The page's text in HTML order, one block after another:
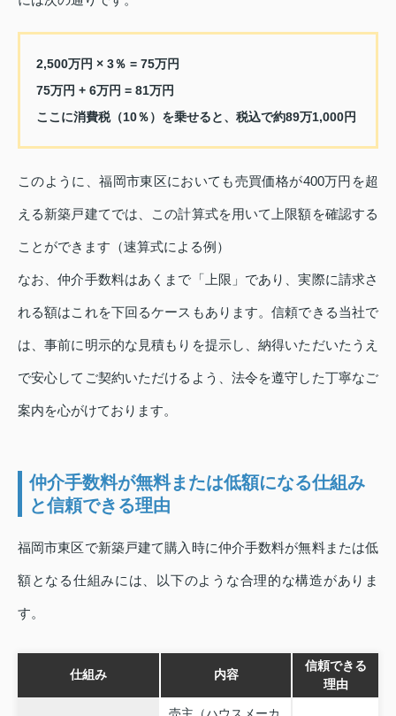
2,500万円 × 3％ = 75万円
75万円 + 6万円 = 81万円
ここに消費税（10％）を乗せると、税込で約89万1,000円
このように、福岡市東区においても売買価格が400万円を超
える新築戸建てでは、この計算式を用いて上限額を確認する
ことができます（速算式による例）
なお、仲介手数料はあくまで「上限」であり、実際に請求さ
れる額はこれを下回るケースもあります。信頼できる当社で
は、事前に明示的な見積もりを提示し、納得いただいたうえ
で安心してご契約いただけるよう、法令を遵守した丁寧なご
案内を心がけております。
仲介手数料が無料または低額になる仕組み
と信頼できる理由
福岡市東区で新築戸建て購入時に仲介手数料が無料または低
額となる仕組みには、以下のような合理的な構造がありま
す。
仕組み 内容
信頼できる
理由